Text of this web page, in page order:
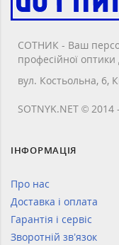
СОТНИК - Ваш
професійної
вул. Костьольна, 6,
SOTNYK.NET © 2014
ІНФОРМАЦІЯ
Про нас
Доставка і оплата
Гарантія і сервіс
Зворотній зв’язок